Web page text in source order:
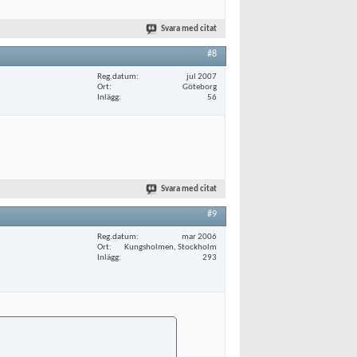
Svara med citat
#8
Reg.datum
jul 2007
Ort
Göteborg
Inlägg
56
Svara med citat
#9
Reg.datum
mar 2006
Ort
Kungsholmen, Stockholm
Inlägg
293